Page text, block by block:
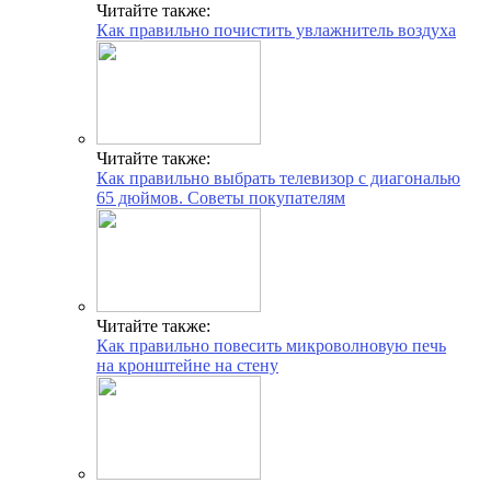
Читайте также:
Как правильно почистить увлажнитель воздуха
Читайте также:
Как правильно выбрать телевизор с диагональю
65 дюймов. Советы покупателям
Читайте также:
Как правильно повесить микроволновую печь
на кронштейне на стену